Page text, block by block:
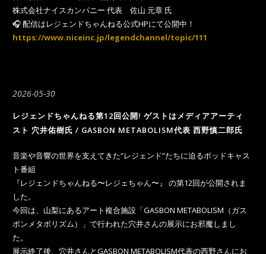
株式会社ナイスカンパニー 代表 佐山 元章 氏
🎧 配信はレジェンドちゃんねる公式HPにて公開中！
https://www.niceinc.jp/legendchannel/topic/111
2026-05-30
レジェンドちゃんねる第12回公開! ゲストはメディアアーティ
スト 穴井佑樹氏 / GASBON METABOLISM代表 西野慎二郎氏
音楽や音響の世界を支えてきた“レジェンド”たちに迫るポッドキャス
ト番組
『レジェンドちゃんねる〜レジェちゃん〜』 の第12回が公開されま
した。
今回は、山梨にあるアート複合施設「GASBON METABOLISM（ガス
ボンメタボリズム）」で行われた穴井さんの展示にお邪魔しまし
た。
展示終了後、穴井さんとGASBON METABOLISM代表の西野さんにお